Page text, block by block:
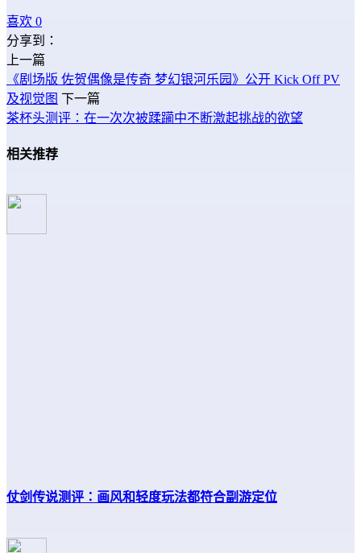
喜欢 0
分享到：
上一篇
《剧场版 佐贺偶像是传奇 梦幻银河乐园》公开 Kick Off PV
及视觉图 下一篇
茶杯头测评：在一次次被蹂躏中不断激起挑战的欲望
相关推荐
仗剑传说测评：画风和轻度玩法都符合副游定位